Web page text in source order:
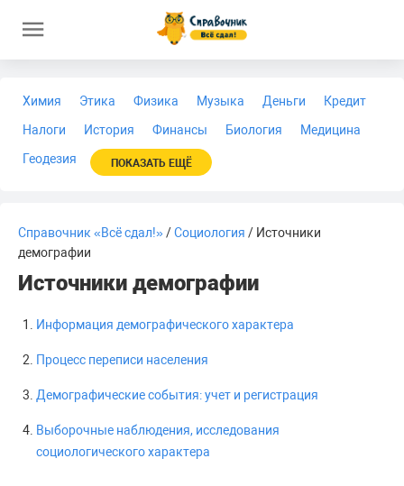
Химия Этика Физика Музыка Деньги
Кредит
Налоги
История Финансы Биология
Медицина
Геодезия
ПОКАЗАТЬ ЕЩЁ
Справочник «Всё сдал!»/Социология / Источники
демографии
Источники демографии
Информация демографического характера
Процесс переписи населения
Демографические события: учет и регистрация
Выборочные наблюдения, исследования
социологического характера